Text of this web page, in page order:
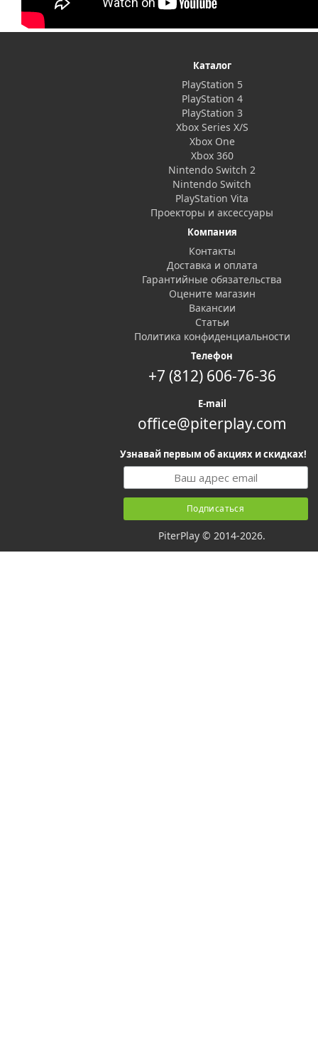
Каталог
PlayStation 5
PlayStation 4
PlayStation 3
Xbox Series X/S
Xbox One
Xbox 360
Nintendo Switch 2
Nintendo Switch
PlayStation Vita
Проекторы и аксессуары
Компания
Контакты
Доставка и оплата
Гарантийные обязательства
Оцените магазин
Вакансии
Статьи
Политика конфиденциальности
Телефон
+7 (812) 606-76-36
E-mail
office@piterplay.com
Узнавай первым об акциях и скидках!
PiterPlay © 2014-2026.